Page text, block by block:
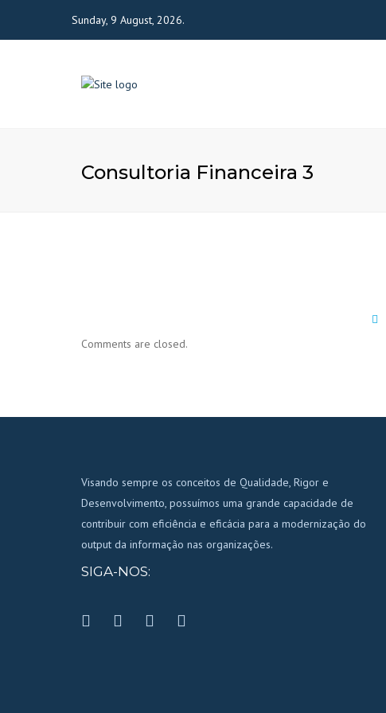
Sunday, 9 August, 2026.
Consultoria Financeira 3
Comments are closed.
Visando sempre os conceitos de Qualidade, Rigor e
Desenvolvimento, possuímos uma grande capacidade de
contribuir com eficiência e eficácia para a modernização do
output da informação nas organizações.
SIGA-NOS: